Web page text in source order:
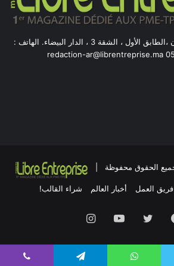
26 ،شارع مرس السلطان ،الطابق الأول ، الشقة 3 ، الدار البيضاء. الهاتف :
فريق العمل أخبار العالم شراء القالب!
فيسبوك تويتر يوتيوب